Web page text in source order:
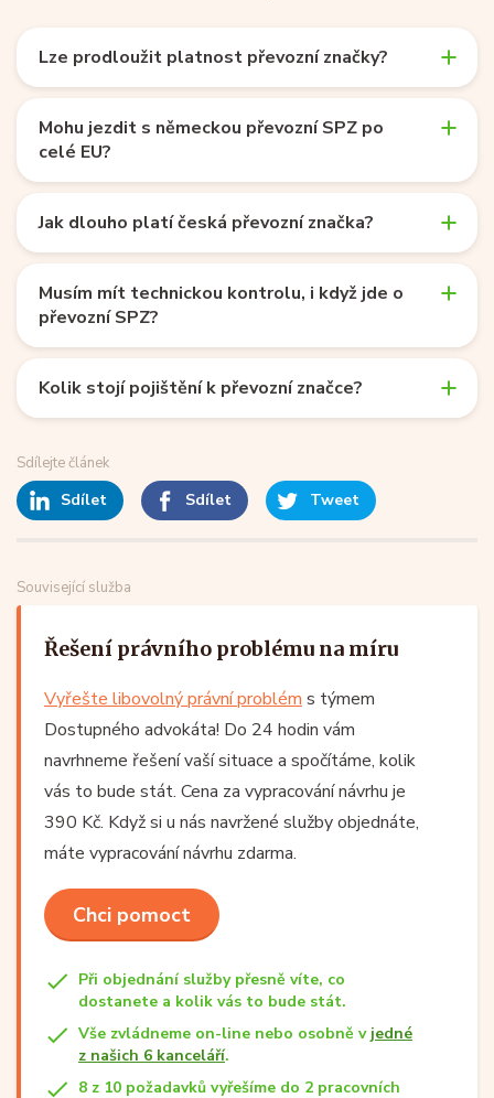
Lze prodloužit platnost převozní značky?
Mohu jezdit s německou převozní SPZ po
celé EU?
Jak dlouho platí česká převozní značka?
Musím mít technickou kontrolu, i když jde o
převozní SPZ?
Kolik stojí pojištění k převozní značce?
Sdílejte článek
Sdílet Sdílet Tweet
Související služba
Řešení právního problému na míru
Vyřešte libovolný právní problém s týmem
Dostupného advokáta! Do 24 hodin vám
navrhneme řešení vaší situace a spočítáme, kolik
vás to bude stát. Cena za vypracování návrhu je
390 Kč. Když si u nás navržené služby objednáte,
máte vypracování návrhu zdarma.
Chci pomoct
Při objednání služby přesně víte, co
dostanete a kolik vás to bude stát.
Vše zvládneme on-line nebo osobně v jedné
z našich 6 kanceláří.
8 z 10 požadavků vyřešíme do 2 pracovních